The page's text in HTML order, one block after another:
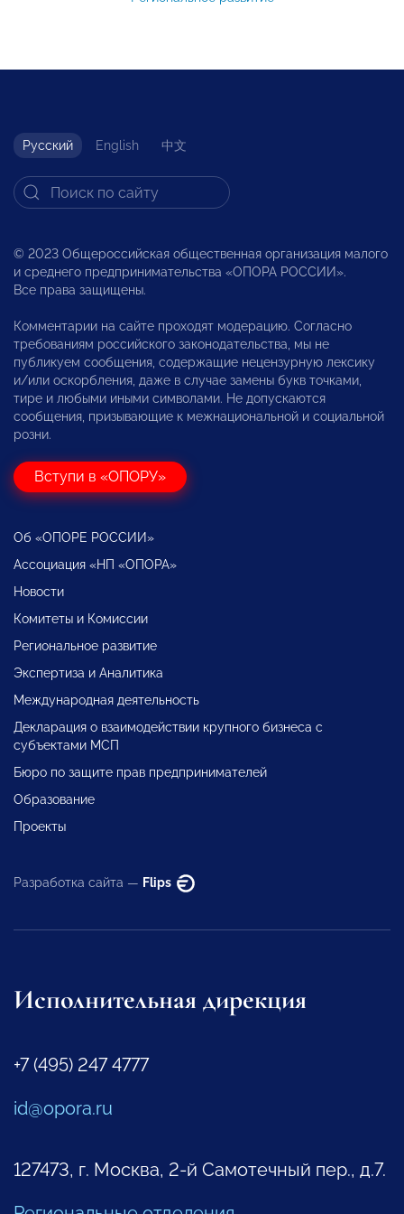
Русский English 中文
© 2023 Общероссийская общественная организация малого
и среднего предпринимательства «ОПОРА РОССИИ».
Все права защищены.
Комментарии на сайте проходят модерацию. Согласно
требованиям российского законодательства, мы не
публикуем сообщения, содержащие нецензурную лексику
и/или оскорбления, даже в случае замены букв точками,
тире и любыми иными символами. Не допускаются
сообщения, призывающие к межнациональной и социальной
розни.
Вступи в «ОПОРУ»
Об «ОПОРЕ РОССИИ»
Ассоциация «НП «ОПОРА»
Новости
Комитеты и Комиссии
Региональное развитие
Экспертиза и Аналитика
Международная деятельность
Декларация о взаимодействии крупного бизнеса с
субъектами МСП
Бюро по защите прав предпринимателей
Образование
Проекты
Разработка сайта — Flips
Исполнительная дирекция
+7 (495) 247 4777
id@opora.ru
127473, г. Москва, 2-й Самотечный пер., д.7.